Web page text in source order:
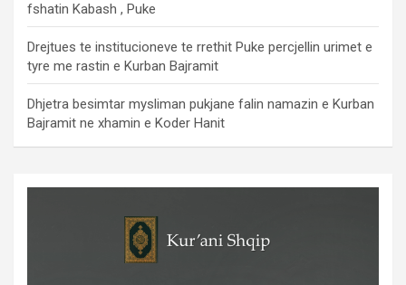
fshatin Kabash , Puke
Drejtues te institucioneve te rrethit Puke percjellin urimet e
tyre me rastin e Kurban Bajramit
Dhjetra besimtar mysliman pukjane falin namazin e Kurban
Bajramit ne xhamin e Koder Hanit